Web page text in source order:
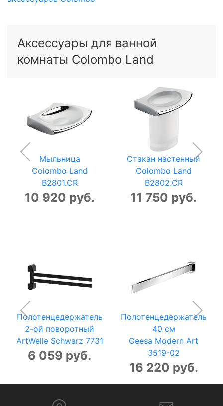
Аксессуары для ванной
комнаты Colombo Land
Мыльница
Colombo Land
B2801.CR
10 920 руб.
Стакан настенный
Colombo Land
B2802.CR
11 750 руб.
Полотенцедержатель
2-ой поворотный
ArtWelle Schwarz 7731
6 059 руб.
Полотенцедержатель
40 см
Geesa Modern Art
3519-02
16 220 руб.